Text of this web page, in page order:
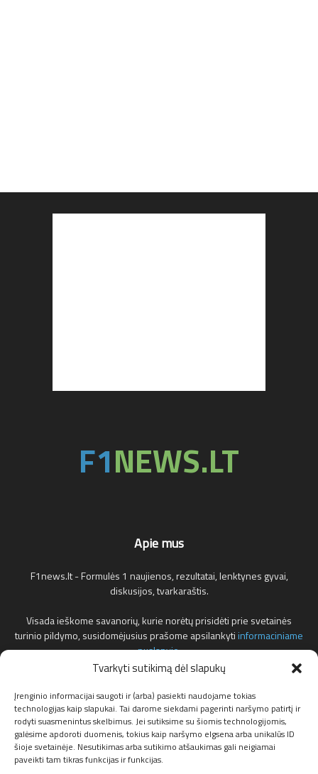
Tvarkyti sutikimą dėl slapukų
Įrenginio informacijai saugoti ir (arba) pasiekti naudojame tokias
technologijas kaip slapukai. Tai darome siekdami pagerinti naršymo patirtį ir
rodyti suasmenintus skelbimus. Jei sutiksime su šiomis technologijomis,
galėsime apdoroti duomenis, tokius kaip naršymo elgsena arba unikalūs ID
šioje svetainėje. Nesutikimas arba sutikimo atšaukimas gali neigiamai
paveikti tam tikras funkcijas ir funkcijas.
Apie mus
F1news.lt - Formulės 1 naujienos, rezultatai, lenktynes gyvai,
diskusijos, tvarkaraštis.
Visada ieškome savanorių, kurie norėtų prisidėti prie svetainės
turinio pildymo, susidomėjusius prašome apsilankytiinformaciniame
puslapyje.
adresu.
Susisiekite:info@f1news.lt